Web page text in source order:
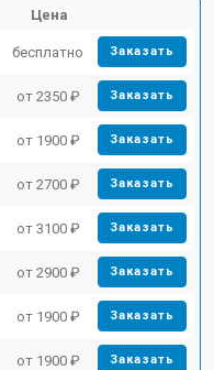
Цена
бесплатно Заказать
от 2350 ₽ Заказать
от 1900 ₽ Заказать
от 2700 ₽ Заказать
от 3100 ₽ Заказать
от 2900 ₽ Заказать
от 1900 ₽ Заказать
от 1900 ₽ Заказать